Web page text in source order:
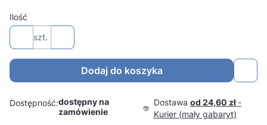
Ilość
szt.
Dodaj do koszyka
Dostępność:dostępny na
zamówienie
Dostawa od 24,60 zł -
Kurier (mały gabaryt)